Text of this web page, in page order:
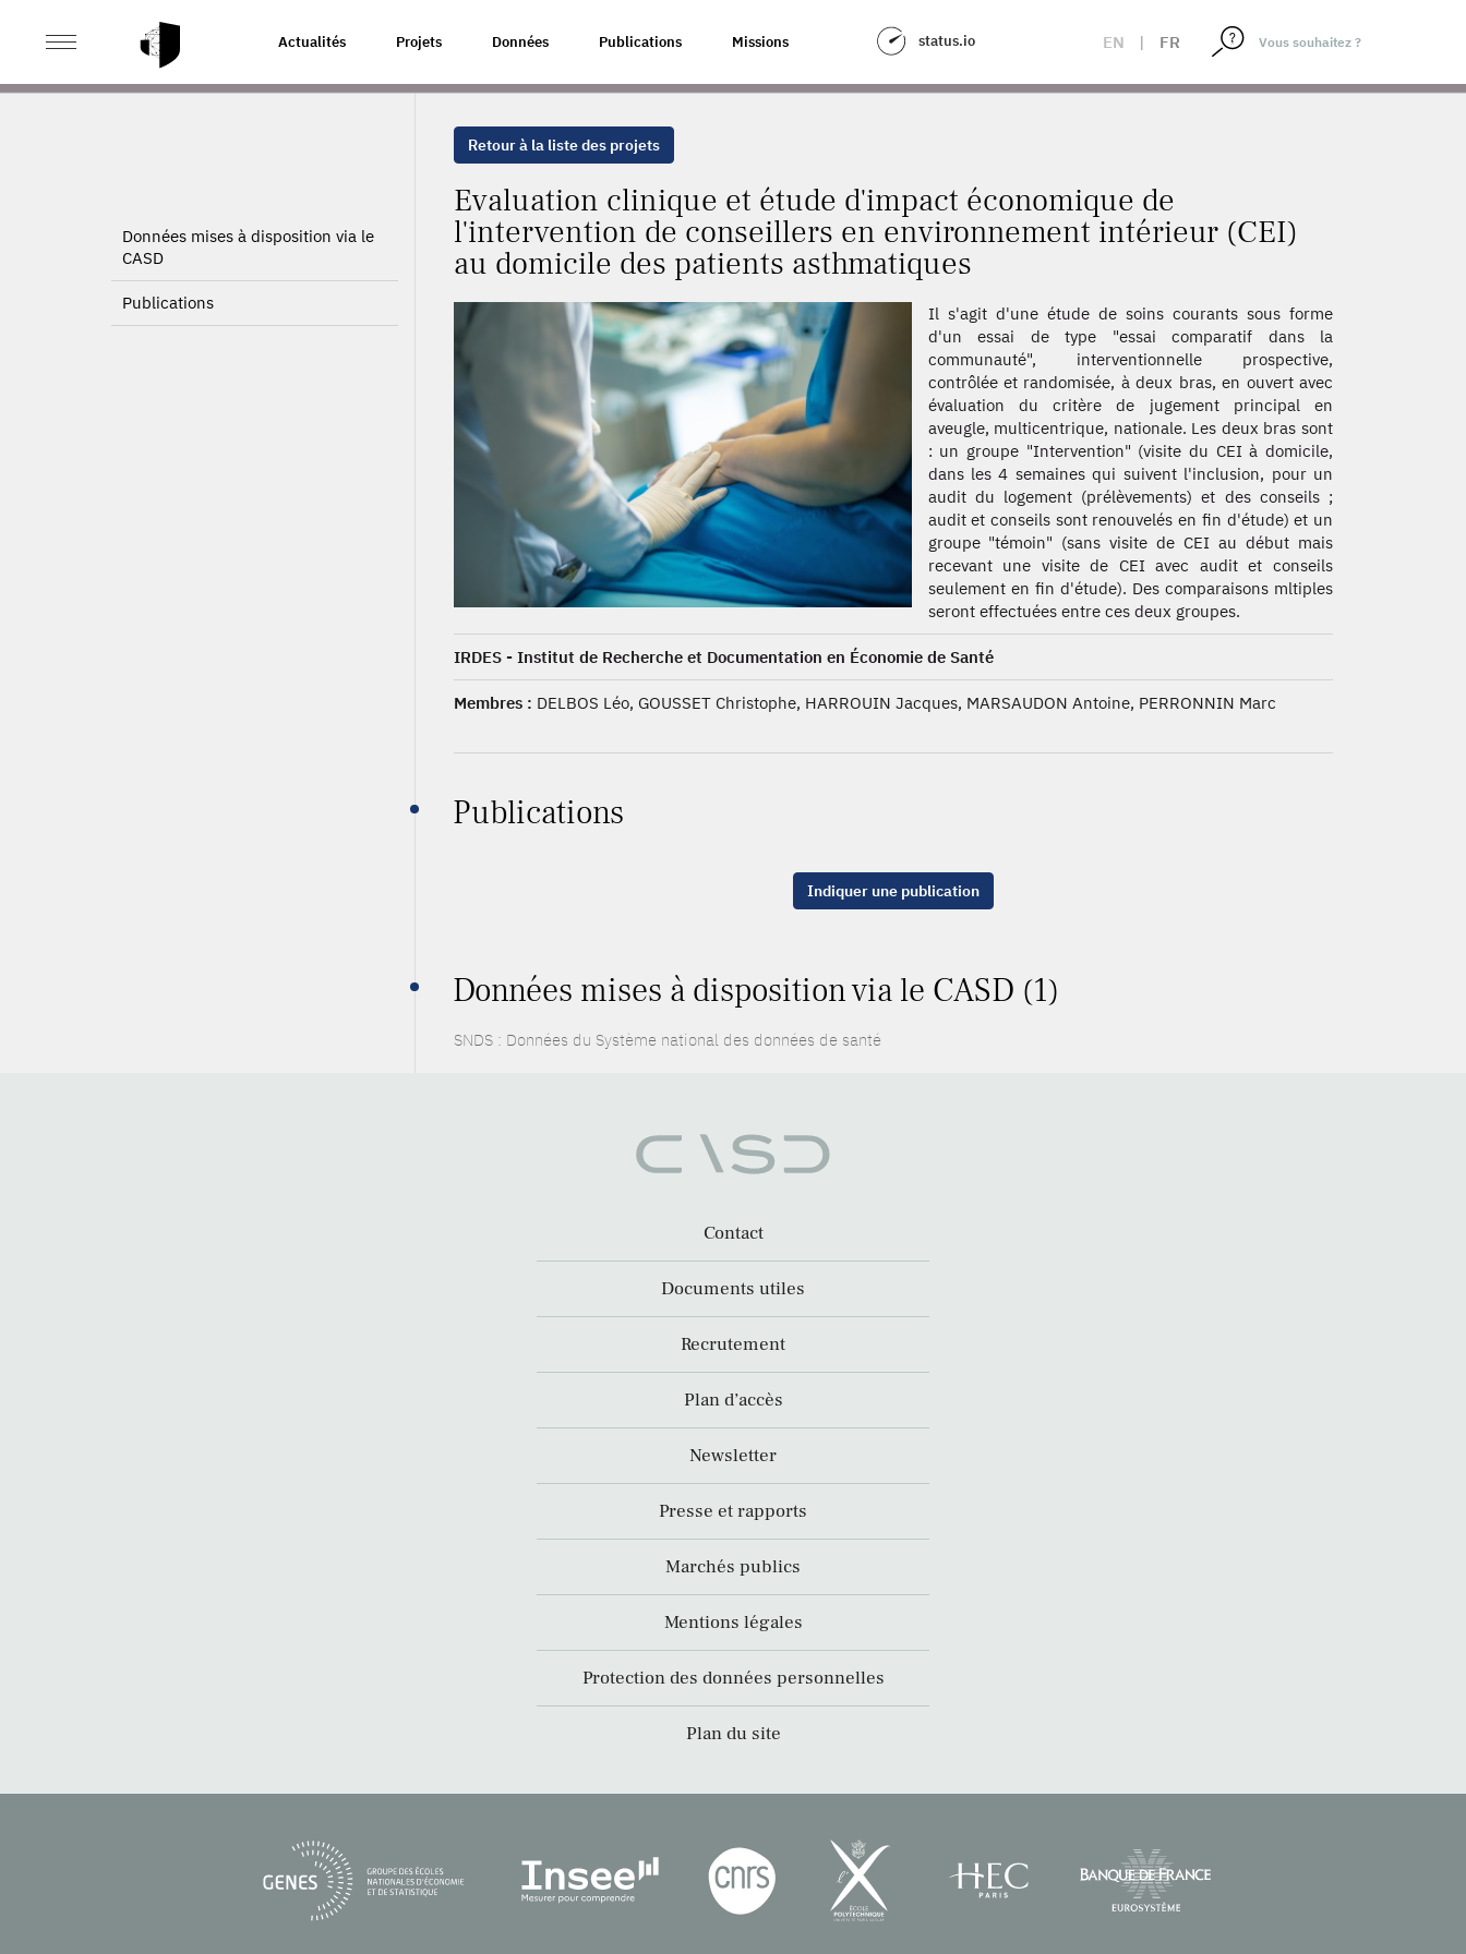
Actualités Projets Données Publications Missions status.io EN | FR
ACCUEIL
EVALUATION CLINIQUE ET ÉTUDE D'IMPACT ÉCONOMIQUE DE L'INTERVENTION DE CONSEILLERS EN ENVIRONNEMENT INTÉRIEUR (CEI) AU DOMICILE DES
PATIENTS ASTHMATIQUES
Données mises à disposition via le
CASD
Publications
Retour à la liste des projets
Evaluation clinique et étude d'impact économique de
l'intervention de conseillers en environnement intérieur (CEI)
au domicile des patients asthmatiques
Il s'agit d'une étude de soins courants sous forme
d'un essai de type "essai comparatif dans la
communauté", interventionnelle prospective,
contrôlée et randomisée, à deux bras, en ouvert avec
évaluation du critère de jugement principal en
aveugle, multicentrique, nationale. Les deux bras sont
: un groupe "Intervention" (visite du CEI à domicile,
dans les 4 semaines qui suivent l'inclusion, pour un
audit du logement (prélèvements) et des conseils ;
audit et conseils sont renouvelés en fin d'étude) et un
groupe "témoin" (sans visite de CEI au début mais
recevant une visite de CEI avec audit et conseils
seulement en fin d'étude). Des comparaisons mltiples
seront effectuées entre ces deux groupes.
IRDES - Institut de Recherche et Documentation en Économie de Santé
Membres : DELBOS Léo, GOUSSET Christophe, HARROUIN Jacques, MARSAUDON Antoine, PERRONNIN Marc
Publications
Indiquer une publication
Données mises à disposition via le CASD (1)
SNDS : Données du Système national des données de santé
Contact
Documents utiles
Recrutement
Plan d’accès
Newsletter
Presse et rapports
Marchés publics
Mentions légales
Protection des données personnelles
Plan du site